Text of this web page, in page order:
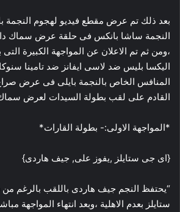
بعد ذلك تم عرض مقطع فيديو لهجوم النجمة
النجمة ساشا بانكس فى حلقة عرض سماك
،ومن ثم تم الاعلان عن المواجهة الكبيرة
اليكسا بليس ضد لاسى ايفانز ضد تامينا
القادم على لقب بطولة السيدات لعرض
*المواجهة الاولى:- بطولة القارات*
{اى جى ستايلز ,يفوز على, جيف هاردى}
“يحتفظ النجم جيف هاردى باللقب بالرغم
ستايلز بعدم الاهلية ،وبعد انتهاء المواجهة